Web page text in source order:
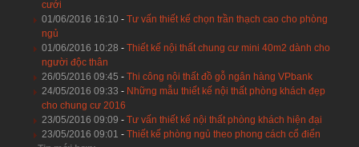
cưới
01/06/2016 16:10 - Tư vấn thiết kế chọn trần thạch cao cho phòng
ngủ
01/06/2016 10:28 - Thiết kế nội thất chung cư mini 40m2 dành cho
người độc thân
26/05/2016 09:45 - Thi công nội thất đồ gỗ ngân hàng VPbank
24/05/2016 09:33 - Những mẫu thiết kế nội thất phòng khách đẹp
cho chung cư 2016
23/05/2016 09:09 - Tư vấn thiết kế nội thất phòng khách hiện đại
23/05/2016 09:01 - Thiết kế phòng ngủ theo phong cách cổ điển